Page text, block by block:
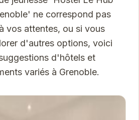
ne correspond pas
vos attentes, ou si vous
d'autres options, voici
d'hôtels et
variés à Grenoble.